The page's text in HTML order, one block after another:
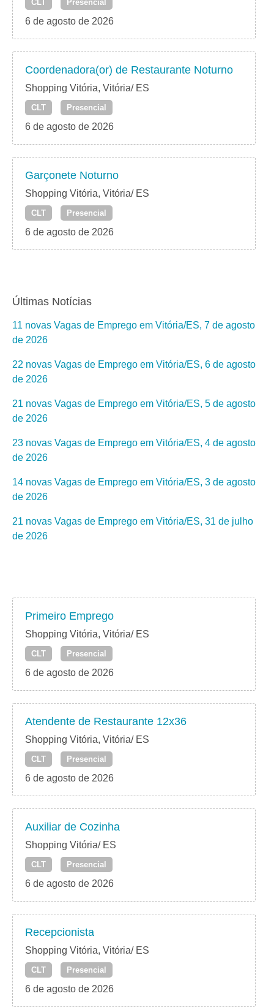
CLT Presencial
6 de agosto de 2026
Coordenadora(or) de Restaurante Noturno
Shopping Vitória, Vitória/ ES
CLT Presencial
6 de agosto de 2026
Garçonete Noturno
Shopping Vitória, Vitória/ ES
CLT Presencial
6 de agosto de 2026
Últimas Notícias
11 novas Vagas de Emprego em Vitória/ES, 7 de agosto
de 2026
22 novas Vagas de Emprego em Vitória/ES, 6 de agosto
de 2026
21 novas Vagas de Emprego em Vitória/ES, 5 de agosto
de 2026
23 novas Vagas de Emprego em Vitória/ES, 4 de agosto
de 2026
14 novas Vagas de Emprego em Vitória/ES, 3 de agosto
de 2026
21 novas Vagas de Emprego em Vitória/ES, 31 de julho
de 2026
Primeiro Emprego
Shopping Vitória, Vitória/ ES
CLT Presencial
6 de agosto de 2026
Atendente de Restaurante 12x36
Shopping Vitória, Vitória/ ES
CLT Presencial
6 de agosto de 2026
Auxiliar de Cozinha
Shopping Vitória/ ES
CLT Presencial
6 de agosto de 2026
Recepcionista
Shopping Vitória, Vitória/ ES
CLT Presencial
6 de agosto de 2026